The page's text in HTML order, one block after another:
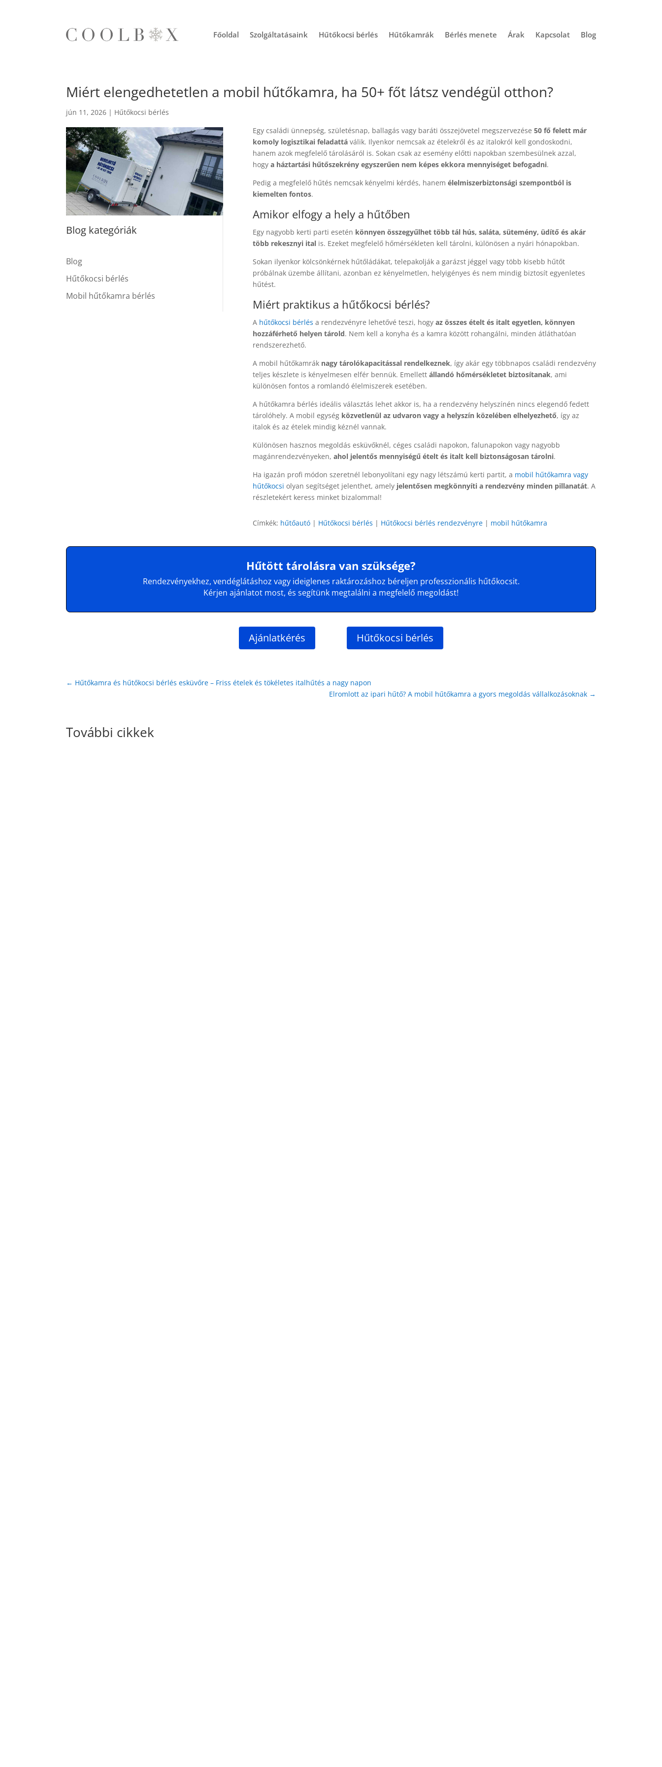
Főoldal Szolgáltatásaink Hűtőkocsi bérlés Hűtőkamrák Bérlés menete Árak Kapcsolat Blog
Miért elengedhetetlen a mobil hűtőkamra, ha 50+ főt látsz vendégül otthon?
jún 11, 2026 | Hűtőkocsi bérlés
Blog kategóriák
Blog
Hűtőkocsi bérlés
Mobil hűtőkamra bérlés
Egy családi ünnepség, születésnap, ballagás vagy baráti összejövetel megszervezése 50 fő felett már
komoly logisztikai feladattáválik. Ilyenkor nemcsak az ételekről és az italokról kell gondoskodni,
hanem azok megfelelő tárolásáról is. Sokan csak az esemény előtti napokban szembesülnek azzal,
hogy a háztartási hűtőszekrény egyszerűen nem képes ekkora mennyiséget befogadni.
Pedig a megfelelő hűtés nemcsak kényelmi kérdés, hanem élelmiszerbiztonsági szempontból is
kiemelten fontos.
Amikor elfogy a hely a hűtőben
Egy nagyobb kerti parti esetén könnyen összegyűlhet több tál hús, saláta, sütemény, üdítő és akár
több rekesznyi ital is. Ezeket megfelelő hőmérsékleten kell tárolni, különösen a nyári hónapokban.
Sokan ilyenkor kölcsönkérnek hűtőládákat, telepakolják a garázst jéggel vagy több kisebb hűtőt
próbálnak üzembe állítani, azonban ez kényelmetlen, helyigényes és nem mindig biztosít egyenletes
hűtést.
Miért praktikus a hűtőkocsi bérlés?
A hűtőkocsi bérlés a rendezvényre lehetővé teszi, hogyaz összes ételt és italt egyetlen, könnyen
hozzáférhető helyen tárold. Nem kell a konyha és a kamra között rohangálni, minden átláthatóan
rendszerezhető.
A mobil hűtőkamrák nagy tárolókapacitással rendelkeznek, így akár egy többnapos családi rendezvény
teljes készlete is kényelmesen elfér bennük. Emellettállandó hőmérsékletet biztosítanak, ami
különösen fontos a romlandó élelmiszerek esetében.
A hűtőkamra bérlés ideális választás lehet akkor is, ha a rendezvény helyszínén nincs elegendő fedett
tárolóhely. A mobil egység közvetlenül az udvaron vagy a helyszín közelében elhelyezhető, így az
italok és az ételek mindig kéznél vannak.
Különösen hasznos megoldás esküvőknél, céges családi napokon, falunapokon vagy nagyobb
magánrendezvényeken, ahol jelentős mennyiségű ételt és italt kell biztonságosan tárolni.
Ha igazán profi módon szeretnél lebonyolítani egy nagy létszámú kerti partit, a mobil hűtőkamra vagy
hűtőkocsi olyan segítséget jelenthet, amelyjelentősen megkönnyíti a rendezvény minden pillanatát. A
részletekért keress minket bizalommal!
Címkék: hűtőautó| Hűtőkocsi bérlés | Hűtőkocsi bérlés rendezvényre| mobil hűtőkamra
Hűtött tárolásra van szüksége?
Rendezvényekhez, vendéglátáshoz vagy ideiglenes raktározáshoz béreljen professzionális hűtőkocsit.
Kérjen ajánlatot most, és segítünk megtalálni a megfelelő megoldást!
Ajánlatkérés Hűtőkocsi bérlés
← Hűtőkamra és hűtőkocsi bérlés esküvőre – Friss ételek és tökéletes italhűtés a nagy napon
Elromlott az ipari hűtő? A mobil hűtőkamra a gyors megoldás vállalkozásoknak→
További cikkek